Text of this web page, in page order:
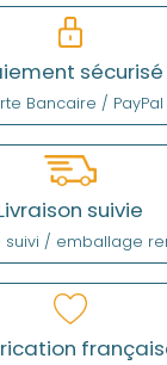
sécurisé
Bancaire / PayPal
suivie
suivi / emballage